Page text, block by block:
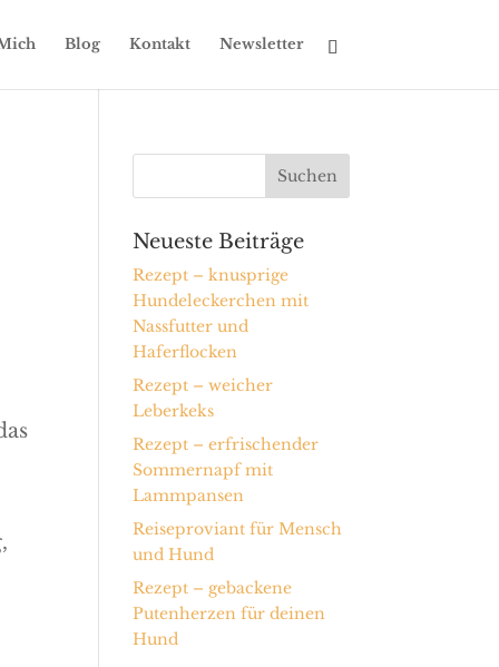
Blog Kontakt Newsletter
Neueste Beiträge
Rezept – knusprige
Hundeleckerchen mit
Nassfutter und
Haferflocken
Rezept – weicher
Leberkeks
Rezept – erfrischender
Sommernapf mit
Lammpansen
Reiseproviant für Mensch
und Hund
Rezept – gebackene
Putenherzen für deinen
Hund